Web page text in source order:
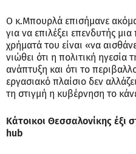
Ο κ.Μπουρλά επισήμανε
για να επιλέξει επενδυτής
χρήματά του είναι «να
νιώθει ότι η πολιτική ηγεσία
ανάπτυξη και ότι το
εργασιακό πλαίσιο δεν
τη στιγμή η κυβέρνηση το
Κάτοικοι Θεσσαλονίκης έξι
hub